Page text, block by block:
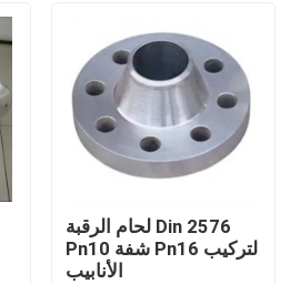
لحام الرقبة Din 2576
Pn10 شفة Pn16 لتركيب
الأنابيب